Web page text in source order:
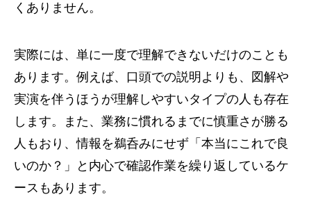
くありません。
実際には、単に一度で理解できないだけのことも
あります。例えば、口頭での説明よりも、図解や
実演を伴うほうが理解しやすいタイプの人も存在
します。また、業務に慣れるまでに慎重さが勝る
人もおり、情報を鵜呑みにせず「本当にこれで良
いのか？」と内心で確認作業を繰り返しているケ
ースもあります。